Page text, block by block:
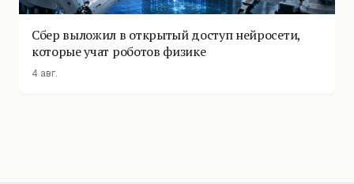
Сбер выложил в открытый доступ нейросети,
которые учат роботов физике
4 авг.